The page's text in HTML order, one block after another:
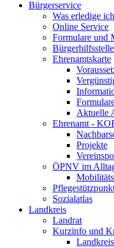
Bürgerservice
Was erledige
Online Service
Formulare und
Bürgerhilfsstelle
Ehrenamtskarte
Aktuelle
Ehrenamt -
Projekte
ÖPNV im
Sozialatlas
Landkreis
Landrat
Kurzinfo und